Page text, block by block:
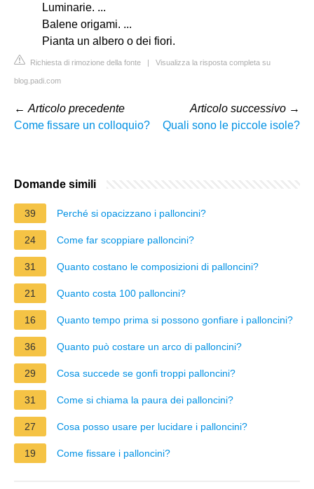
Luminarie. ...
Balene origami. ...
Pianta un albero o dei fiori.
Richiesta di rimozione della fonte | Visualizza la risposta completa su
blog.padi.com
← Articolo precedente
Come fissare un colloquio?
Articolo successivo →
Quali sono le piccole isole?
Domande simili
39 Perché si opacizzano i palloncini?
24 Come far scoppiare palloncini?
31 Quanto costano le composizioni di palloncini?
21 Quanto costa 100 palloncini?
16 Quanto tempo prima si possono gonfiare i palloncini?
36 Quanto può costare un arco di palloncini?
29 Cosa succede se gonfi troppi palloncini?
31 Come si chiama la paura dei palloncini?
27 Cosa posso usare per lucidare i palloncini?
19 Come fissare i palloncini?